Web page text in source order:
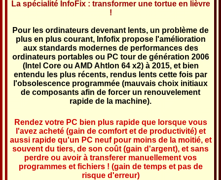
La spécialité InfoFix : transformer une tortue en lièvre
!
Pour les ordinateurs devenant lents, un problème de
plus en plus courant, Infofix propose l'amélioration
aux standards modernes de performances des
ordinateurs portables ou PC tour de génération 2006
(Intel Core ou AMD Ahtlon 64 x2) à 2015, et bien
entendu les plus récents, rendus lents cette fois par
l'obsolescence programmée (mauvais choix initiaux
de composants afin de forcer un renouvelement
rapide de la machine).
Rendez votre PC bien plus rapide que lorsque vous
l'avez acheté(gain de comfort et de productivité) et
aussi rapide qu'un PC neuf pour moins de la moitié, et
souvent du tiers, de son coût (gain d'argent), et sans
perdre ou avoir à transferer manuellement vos
programmes et fichiers ! (gain de temps et pas de
risque d'erreur)